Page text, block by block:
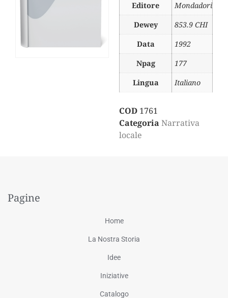
Editore
Mondadori
Dewey
853.9 CHI
Data
1992
Npag
177
Lingua
Italiano
COD 1761
Categoria Narrativa
locale
Pagine
Home
La Nostra Storia
Idee
Iniziative
Catalogo